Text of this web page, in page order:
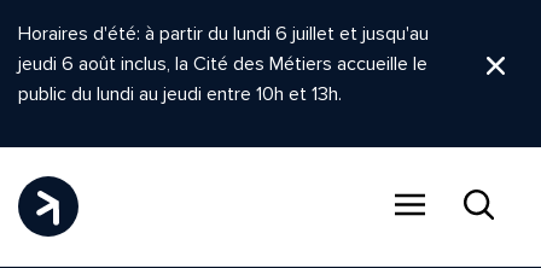
Horaires d'été: à partir du lundi 6 juillet et jusqu'au
jeudi 6 août inclus, la Cité des Métiers accueille le
public du lundi au jeudi entre 10h et 13h.